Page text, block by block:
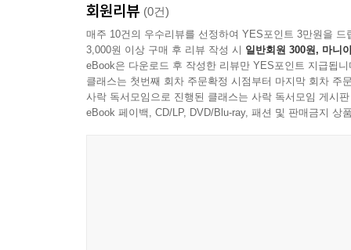
곧바로 적용할 수 있을 정도로 효용성이 높다.
세상에서 가장 친한 친구이자 동지로 관계를
아이에게 최고의 사랑을 줄 수 있게 된다.
회원리뷰 (0건)
매주 10건의 우수리뷰를 선정하여 YES포인트 3만원을 드
3,000원 이상 구매 후 리뷰 작성 시 일반회원 300원, 마니
eBook은 다운로드 후 작성한 리뷰만 YES포인트 지급됩니
클래스는 첫번째 회차 주문확정 시점부터 마지막 회차 주
사락 독서모임으로 진행된 클래스는 사락 독서모임 게시
eBook 페이백, CD/LP, DVD/Blu-ray, 패션 및 판매금지 상